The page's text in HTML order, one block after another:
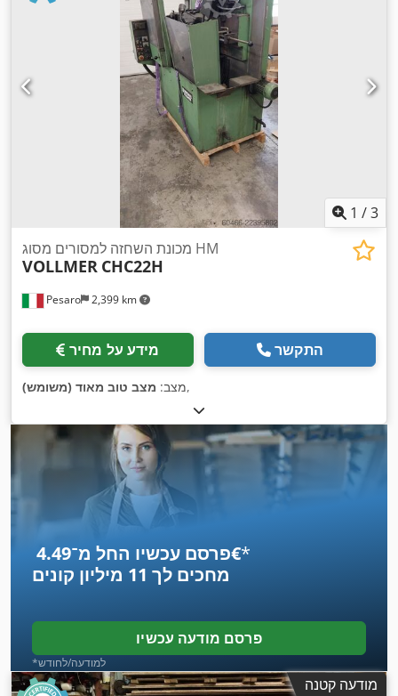
1 /3
Pesaro 2,399 km
מכונת השחזה למסורים מסוג HM
VOLLMER CHC22H
מידע על מחיר התקשר
מצב: מצב טוב מאוד (משומש) ,
פרסם עכשיו החל מ־‏4.49 ‏€*
מחכים לך 11 מיליון קונים
פרסם מודעה עכשיו
*למודעה/לחודש
מודעה קטנה